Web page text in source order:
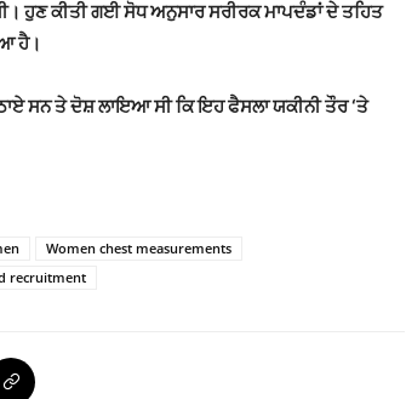
ਹੁਣ ਕੀਤੀ ਗਈ ਸੋਧ ਅਨੁਸਾਰ ਸਰੀਰਕ ਮਾਪਦੰਡਾਂ ਦੇ ਤਹਿਤ
ਹੈ।
ਸਨ ਤੇ ਦੋਸ਼ ਲਾਇਆ ਸੀ ਕਿ ਇਹ ਫੈਸਲਾ ਯਕੀਨੀ ਤੌਰ ‘ਤੇ
Women chest measurements
recruitment